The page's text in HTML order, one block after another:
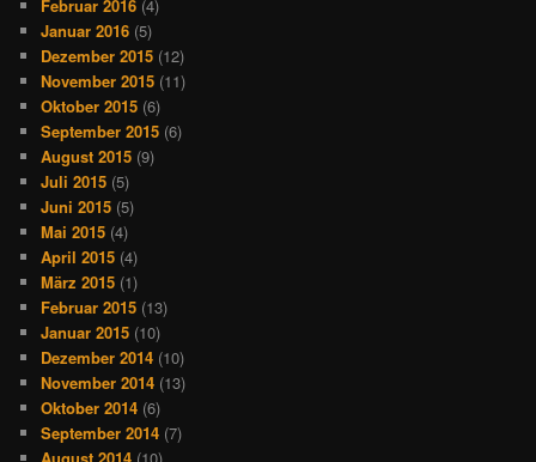
Februar 2016 (4)
Januar 2016 (5)
Dezember 2015 (12)
November 2015 (11)
Oktober 2015 (6)
September 2015 (6)
August 2015 (9)
Juli 2015 (5)
Juni 2015 (5)
Mai 2015 (4)
April 2015 (4)
März 2015 (1)
Februar 2015 (13)
Januar 2015 (10)
Dezember 2014 (10)
November 2014 (13)
Oktober 2014 (6)
September 2014 (7)